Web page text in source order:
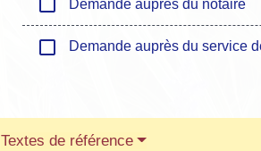
check_box_outline_blank Demande auprès du notaire
check_box_outline_blank Demande auprès du service
Textes de référence